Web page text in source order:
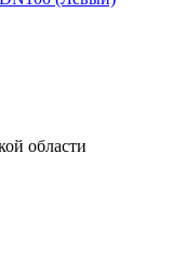
области